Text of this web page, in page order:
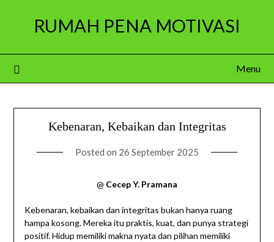
RUMAH PENA MOTIVASI
Menu
Kebenaran, Kebaikan dan Integritas
Posted on 26 September 2025
@ Cecep Y. Pramana
Kebenaran, kebaikan dan integritas bukan hanya ruang
hampa kosong. Mereka itu praktis, kuat, dan punya strategi
positif. Hidup memiliki makna nyata dan pilihan memiliki